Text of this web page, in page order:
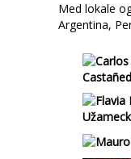
Med lokale
Argentina,